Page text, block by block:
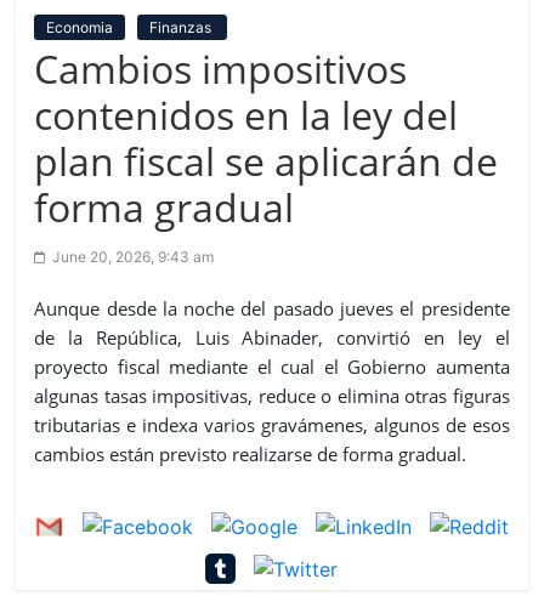
Economia Finanzas
Cambios impositivos
contenidos en la ley del
plan fiscal se aplicarán de
forma gradual
June 20, 2026, 9:43 am
Aunque desde la noche del pasado jueves el presidente
de la República, Luis Abinader, convirtió en ley el
proyecto fiscal mediante el cual el Gobierno aumenta
algunas tasas impositivas, reduce o elimina otras figuras
tributarias e indexa varios gravámenes, algunos de esos
cambios están previsto realizarse de forma gradual.